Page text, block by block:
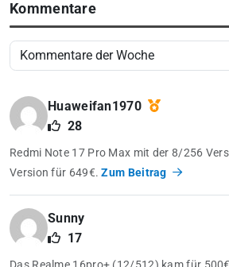
Kommentare
Huaweifan1970
28
Redmi Note 17 Pro Max mit der 8/256
Version für 649€.Zum Beitrag
Sunny
17
Das Realme 16pro+ (12/512) kam für